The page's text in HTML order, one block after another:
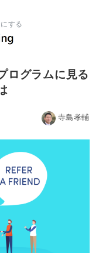
する
ログラムに見る
寺島孝輔